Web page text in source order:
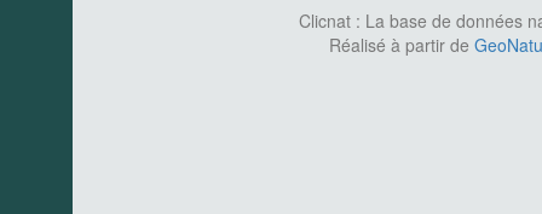
Clicnat : La base de données
Réalisé à partir de